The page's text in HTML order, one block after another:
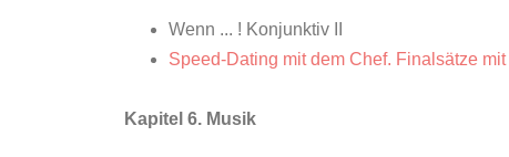
Wenn ... ! Konjunktiv II
Speed-Dating mit dem Chef. Finalsätze mit
Kapitel 6. Musik